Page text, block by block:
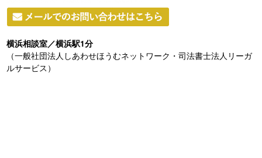
横浜相談室／横浜駅1分
（一般社団法人しあわせほうむネットワーク・司法書士法人リーガ
ルサービス）